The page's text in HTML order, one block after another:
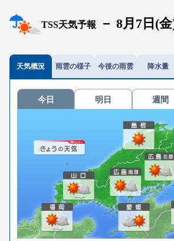
TSS天気予報 － 8月7日(金
天気概況 雨雲の様子 今後の雨雲 降水量
今日 明日 週間